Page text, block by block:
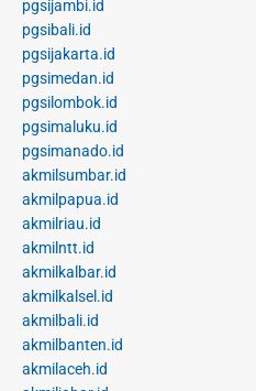
pgsijambi.id
pgsibali.id
pgsijakarta.id
pgsimedan.id
pgsilombok.id
pgsimaluku.id
pgsimanado.id
akmilsumbar.id
akmilpapua.id
akmilriau.id
akmilntt.id
akmilkalbar.id
akmilkalsel.id
akmilbali.id
akmilbanten.id
akmilaceh.id